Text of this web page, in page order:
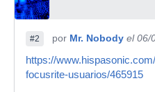
#2 por Mr. Nobody el 06/
https://
focusrite-usuarios/465915